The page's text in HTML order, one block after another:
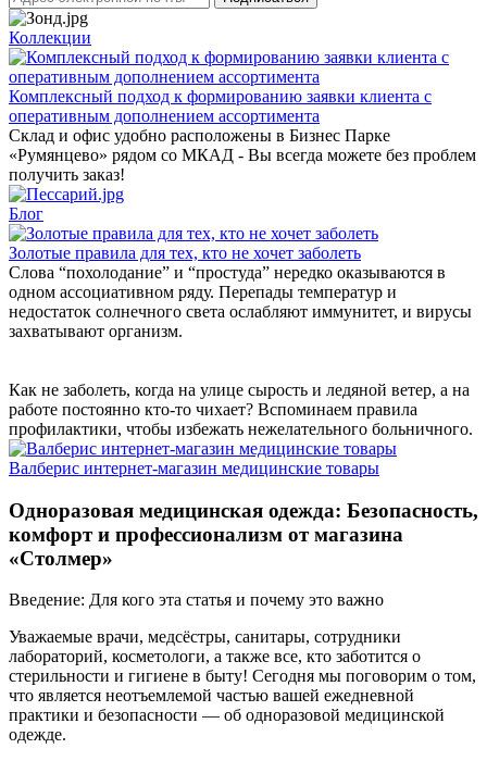
Коллекции
Комплексный подход к формированию заявки клиента с
оперативным дополнением ассортимента
Склад и офис удобно расположены в Бизнес Парке
«Румянцево» рядом со МКАД - Вы всегда можете без проблем
получить заказ!
Блог
Золотые правила для тех, кто не хочет заболеть
Слова “похолодание” и “простуда” нередко оказываются в
одном ассоциативном ряду. Перепады температур и
недостаток солнечного света ослабляют иммунитет, и вирусы
захватывают организм.
Как не заболеть, когда на улице сырость и ледяной ветер, а на
работе постоянно кто-то чихает? Вспоминаем правила
профилактики, чтобы избежать нежелательного больничного.
Валберис интернет-магазин медицинские товары
Одноразовая медицинская одежда: Безопасность,
комфорт и профессионализм от магазина
«Столмер»
Введение: Для кого эта статья и почему это важно
Уважаемые врачи, медсёстры, санитары, сотрудники
лабораторий, косметологи, а также все, кто заботится о
стерильности и гигиене в быту! Сегодня мы поговорим о том,
что является неотъемлемой частью вашей ежедневной
практики и безопасности — об одноразовой медицинской
одежде.